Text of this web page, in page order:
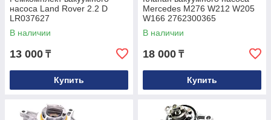
насоса Land Rover 2.2 D
LR037627
В наличии
13 000 ₸
Купить
Mercedes M276 W212 W205
W166 2762300365
2762300265
В наличии
18 000 ₸
Купить